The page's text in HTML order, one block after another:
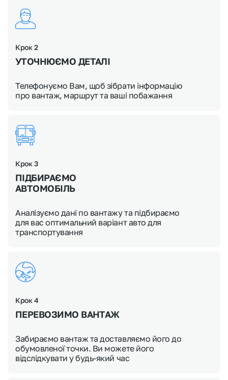
Крок 2
УТОЧНЮЄМО ДЕТАЛІ
Телефонуємо Вам, щоб зібрати інформацію
про вантаж, маршрут та ваші побажання
Крок 3
ПІДБИРАЄМО
АВТОМОБІЛЬ
Аналізуємо дані по вантажу та підбираємо
для вас оптимальний варіант авто для
транспортування
Крок 4
ПЕРЕВОЗИМО ВАНТАЖ
Забираємо вантаж та доставляємо його до
обумовленої точки. Ви можете його
відслідкувати у будь-який час